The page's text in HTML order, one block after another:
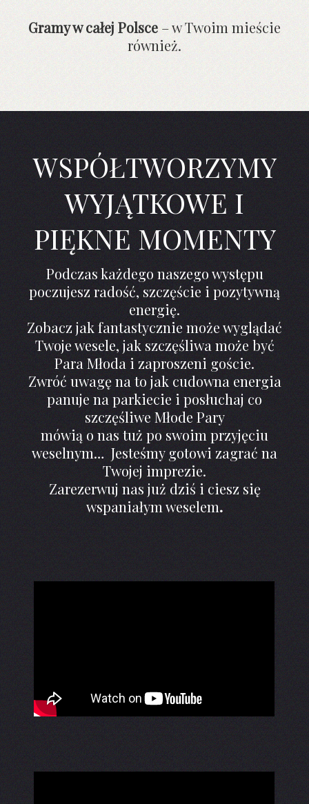
Gramy w całej Polsce – w Twoim mieście
również.
WSPÓŁTWORZYMY
WYJĄTKOWE I
PIĘKNE MOMENTY
Podczas każdego naszego występu
poczujesz radość, szczęście i pozytywną
energię.
Zobacz jak fantastycznie może wyglądać
Twoje wesele, jak szczęśliwa może być
Para Młoda i zaproszeni goście.
Zwróć uwagę na to jak cudowna energia
panuje na parkiecie i posłuchaj co
szczęśliwe Młode Pary
mówią o nas tuż po swoim przyjęciu
weselnym… Jesteśmy gotowi zagrać na
Twojej imprezie.
Zarezerwuj nas już dziś i ciesz się
wspaniałym weselem.